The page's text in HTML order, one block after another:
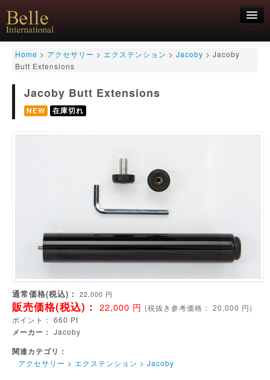
新規会員登録
HOME
キュー
お気軽にお問合せくださいませ！
Home > アクセサリー > エクステンション > Jacoby > Jacoby
Butt Extensions
Jacoby Butt Extensions
NEW 在庫切れ
通常価格(税込)： 22,000 円
販売価格(税込)： 22,000 円 (税抜き参考価格： 20,000 円)
ポイント： 660 Pt
メーカー： Jacoby
関連カテゴリ：
アクセサリー > エクステンション > Jacoby